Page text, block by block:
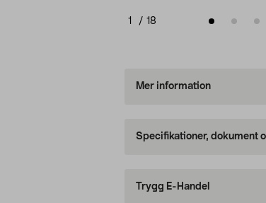
1 / 18
Mer information
Specifikationer, dokument
Trygg E-Handel